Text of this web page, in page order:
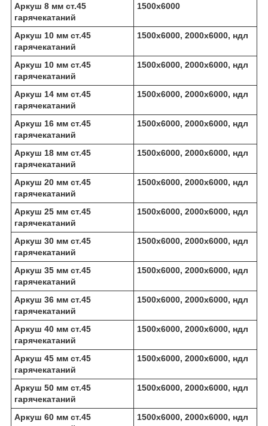
Аркуш 8 мм ст.45
гарячекатаний
1500х6000
Аркуш 10 мм ст.45
гарячекатаний
1500х6000, 2000х6000, ндл
Аркуш 10 мм ст.45
гарячекатаний
1500х6000, 2000х6000, ндл
Аркуш 14 мм ст.45
гарячекатаний
1500х6000, 2000х6000, ндл
Аркуш 16 мм ст.45
гарячекатаний
1500х6000, 2000х6000, ндл
Аркуш 18 мм ст.45
гарячекатаний
1500х6000, 2000х6000, ндл
Аркуш 20 мм ст.45
гарячекатаний
1500х6000, 2000х6000, ндл
Аркуш 25 мм ст.45
гарячекатаний
1500х6000, 2000х6000, ндл
Аркуш 30 мм ст.45
гарячекатаний
1500х6000, 2000х6000, ндл
Аркуш 35 мм ст.45
гарячекатаний
1500х6000, 2000х6000, ндл
Аркуш 36 мм ст.45
гарячекатаний
1500х6000, 2000х6000, ндл
Аркуш 40 мм ст.45
гарячекатаний
1500х6000, 2000х6000, ндл
Аркуш 45 мм ст.45
гарячекатаний
1500х6000, 2000х6000, ндл
Аркуш 50 мм ст.45
гарячекатаний
1500х6000, 2000х6000, ндл
Аркуш 60 мм ст.45
1500х6000, 2000х6000, ндл